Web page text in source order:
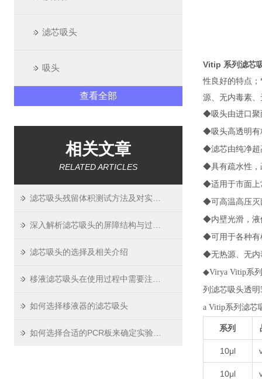
滤芯吸头
吸头
查看全部
相关文章
RELATED ARTICLES
滤芯吸头的选择及相关介绍
如何选择移液器的滤芯吸头
Vitip 系列滤芯
性良好的特点
源、无内毒素
◆吸头由进口聚
◆吸头高透明有
◆滤芯由纯净超
◆具有疏水性，
◆适用于市面上
◆可高温高压灭
◆内壁光滑，液
◆可用于各种有
◆无热源、无内
◆Virya Vitip系
列滤芯吸头透明
a Vitip系列滤芯
系列
10μl
10μl